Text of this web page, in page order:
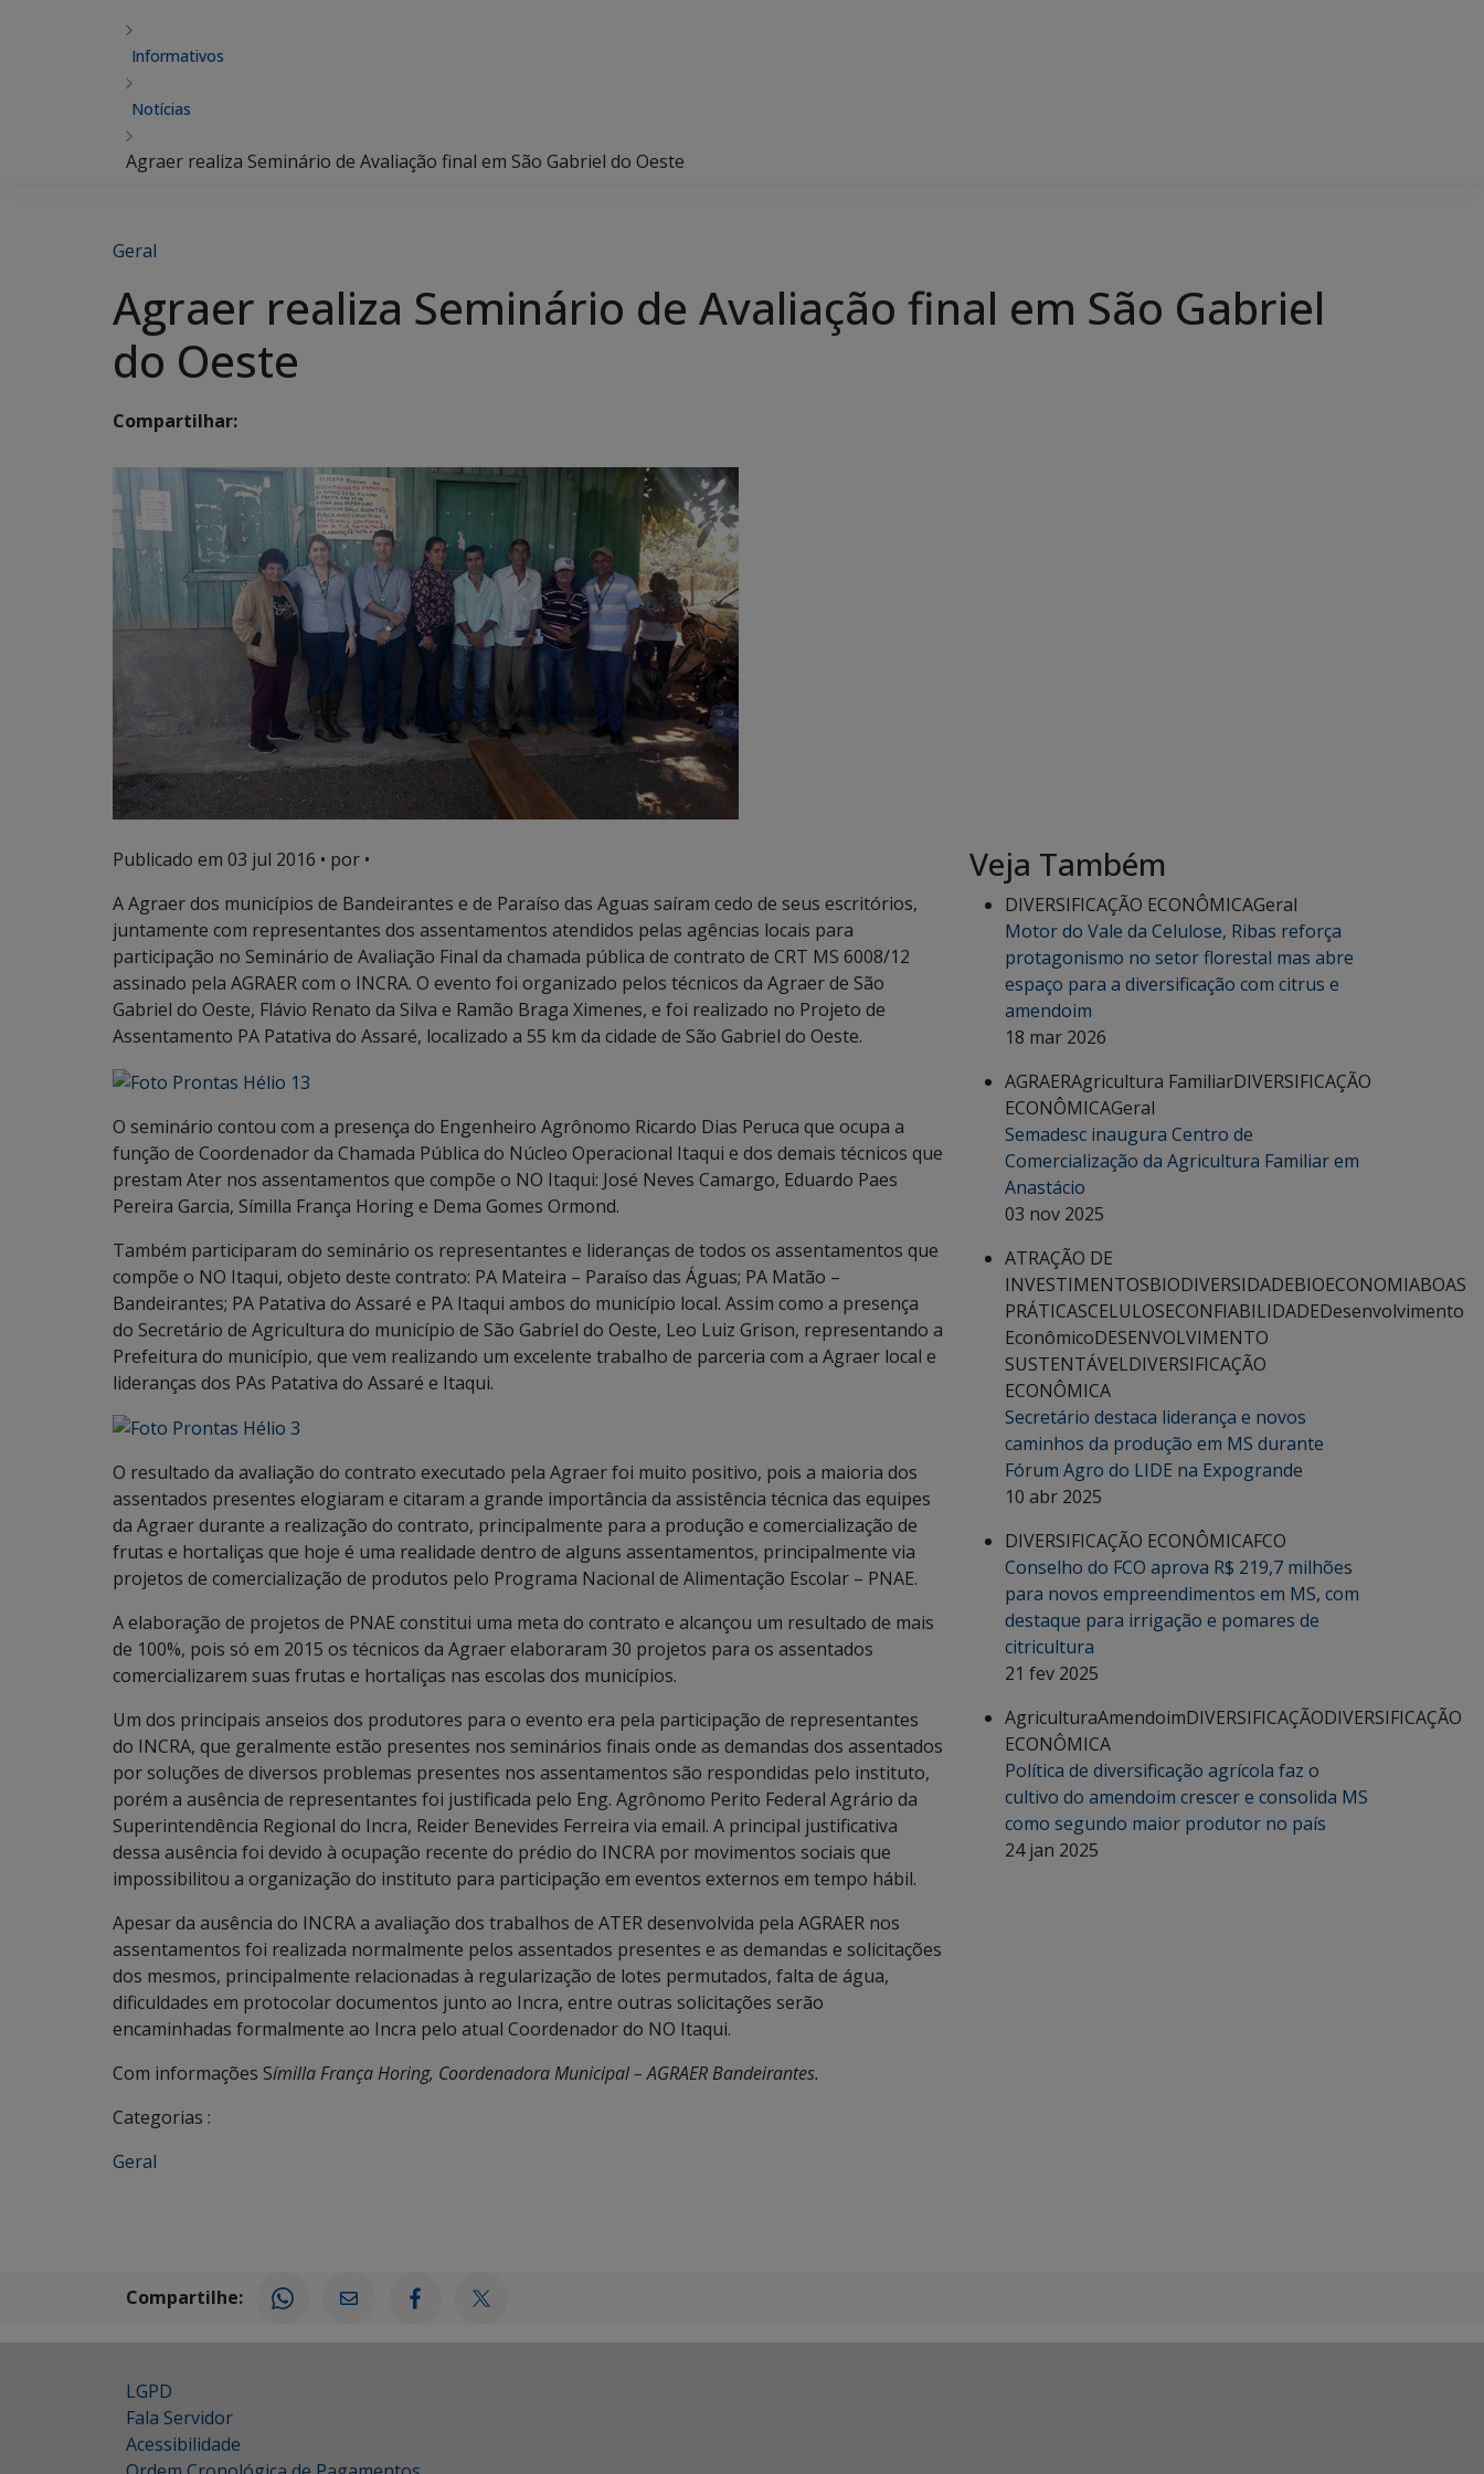
Informativos
Notícias
Agraer realiza Seminário de Avaliação final em São Gabriel do Oeste
Geral
Agraer realiza Seminário de Avaliação final em São Gabriel
do Oeste
Compartilhar:
Publicado em 03 jul 2016 • por •
A Agraer dos municípios de Bandeirantes e de Paraíso das Aguas saíram cedo de seus escritórios,
juntamente com representantes dos assentamentos atendidos pelas agências locais para
participação no Seminário de Avaliação Final da chamada pública de contrato de CRT MS 6008/12
assinado pela AGRAER com o INCRA. O evento foi organizado pelos técnicos da Agraer de São
Gabriel do Oeste, Flávio Renato da Silva e Ramão Braga Ximenes, e foi realizado no Projeto de
Assentamento PA Patativa do Assaré, localizado a 55 km da cidade de São Gabriel do Oeste.
O seminário contou com a presença do Engenheiro Agrônomo Ricardo Dias Peruca que ocupa a
função de Coordenador da Chamada Pública do Núcleo Operacional Itaqui e dos demais técnicos que
prestam Ater nos assentamentos que compõe o NO Itaqui: José Neves Camargo, Eduardo Paes
Pereira Garcia, Símilla França Horing e Dema Gomes Ormond.
Também participaram do seminário os representantes e lideranças de todos os assentamentos que
compõe o NO Itaqui, objeto deste contrato: PA Mateira – Paraíso das Águas; PA Matão –
Bandeirantes; PA Patativa do Assaré e PA Itaqui ambos do município local. Assim como a presença
do Secretário de Agricultura do município de São Gabriel do Oeste, Leo Luiz Grison, representando a
Prefeitura do município, que vem realizando um excelente trabalho de parceria com a Agraer local e
lideranças dos PAs Patativa do Assaré e Itaqui.
O resultado da avaliação do contrato executado pela Agraer foi muito positivo, pois a maioria dos
assentados presentes elogiaram e citaram a grande importância da assistência técnica das equipes
da Agraer durante a realização do contrato, principalmente para a produção e comercialização de
frutas e hortaliças que hoje é uma realidade dentro de alguns assentamentos, principalmente via
projetos de comercialização de produtos pelo Programa Nacional de Alimentação Escolar – PNAE.
A elaboração de projetos de PNAE constitui uma meta do contrato e alcançou um resultado de mais
de 100%, pois só em 2015 os técnicos da Agraer elaboraram 30 projetos para os assentados
comercializarem suas frutas e hortaliças nas escolas dos municípios.
Um dos principais anseios dos produtores para o evento era pela participação de representantes
do INCRA, que geralmente estão presentes nos seminários finais onde as demandas dos assentados
por soluções de diversos problemas presentes nos assentamentos são respondidas pelo instituto,
porém a ausência de representantes foi justificada pelo Eng. Agrônomo Perito Federal Agrário da
Superintendência Regional do Incra, Reider Benevides Ferreira via email. A principal justificativa
dessa ausência foi devido à ocupação recente do prédio do INCRA por movimentos sociais que
impossibilitou a organização do instituto para participação em eventos externos em tempo hábil.
Apesar da ausência do INCRA a avaliação dos trabalhos de ATER desenvolvida pela AGRAER nos
assentamentos foi realizada normalmente pelos assentados presentes e as demandas e solicitações
dos mesmos, principalmente relacionadas à regularização de lotes permutados, falta de água,
dificuldades em protocolar documentos junto ao Incra, entre outras solicitações serão
encaminhadas formalmente ao Incra pelo atual Coordenador do NO Itaqui.
Com informações Símilla França Horing, Coordenadora Municipal – AGRAER Bandeirantes.
Categorias :
Geral
Veja Também
DIVERSIFICAÇÃO ECONÔMICAGeral
Motor do Vale da Celulose, Ribas reforça
protagonismo no setor florestal mas abre
espaço para a diversificação com citrus e
amendoim
18 mar 2026
AGRAERAgricultura FamiliarDIVERSIFICAÇÃO
ECONÔMICAGeral
Semadesc inaugura Centro de
Comercialização da Agricultura Familiar em
Anastácio
03 nov 2025
ATRAÇÃO DE
INVESTIMENTOSBIODIVERSIDADEBIOECONOMIABOAS
PRÁTICASCELULOSECONFIABILIDADEDesenvolvimento
EconômicoDESENVOLVIMENTO
SUSTENTÁVELDIVERSIFICAÇÃO
ECONÔMICA
Secretário destaca liderança e novos
caminhos da produção em MS durante
Fórum Agro do LIDE na Expogrande
10 abr 2025
DIVERSIFICAÇÃO ECONÔMICAFCO
Conselho do FCO aprova R$ 219,7 milhões
para novos empreendimentos em MS, com
destaque para irrigação e pomares de
citricultura
21 fev 2025
AgriculturaAmendoimDIVERSIFICAÇÃODIVERSIFICAÇÃO
ECONÔMICA
Política de diversificação agrícola faz o
cultivo do amendoim crescer e consolida MS
como segundo maior produtor no país
24 jan 2025
Compartilhe:
LGPD
Fala Servidor
Acessibilidade